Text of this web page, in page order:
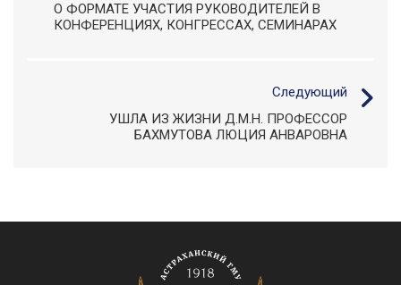
О ФОРМАТЕ УЧАСТИЯ РУКОВОДИТЕЛЕЙ В
КОНФЕРЕНЦИЯХ, КОНГРЕССАХ, СЕМИНАРАХ
Следующий
УШЛА ИЗ ЖИЗНИ Д.М.Н. ПРОФЕССОР
БАХМУТОВА ЛЮЦИЯ АНВАРОВНА